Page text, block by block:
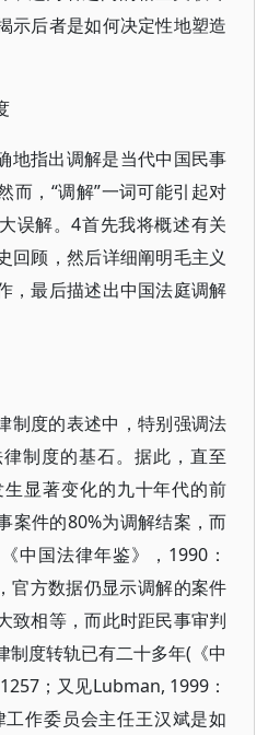
示后者是如何决定性地塑造
地指出调解是当代中国民事
而，“调解”一词可能引起对
误解。4首先我将概述有关
回顾，然后详细阐明毛主义
，最后描述出中国法庭调解
制度的表述中，特别强调法
制度的基石。据此，直至
显著变化的九十年代的前
案件的80%为调解结案，而
中国法律年鉴》，1990：
官方数据仍显示调解的案件
致相等，而此时距民事审判
制度转轨已有二十多年(《中
；又见Lubman, 1999：
作委员会主任王汉斌是如